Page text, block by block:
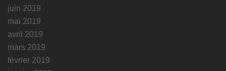
juin 2019
mai 2019
avril 2019
mars 2019
février 2019